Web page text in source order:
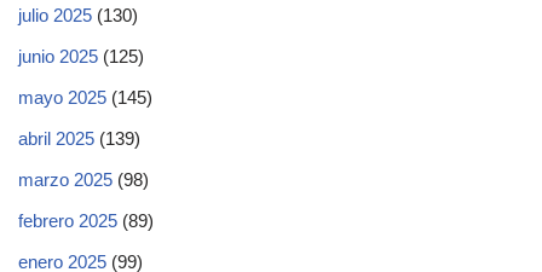
julio 2025 (130)
junio 2025 (125)
mayo 2025 (145)
abril 2025 (139)
marzo 2025 (98)
febrero 2025 (89)
enero 2025 (99)